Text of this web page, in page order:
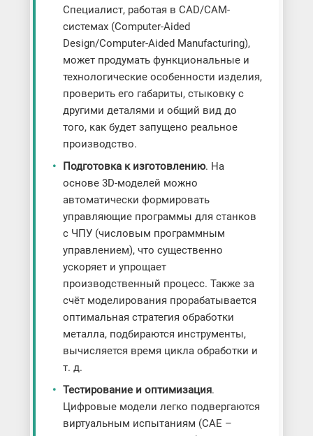
Специалист, работая в CAD/CAM-
системах (Computer-Aided
Design/Computer-Aided Manufacturing),
может продумать функциональные и
технологические особенности изделия,
проверить его габариты, стыковку с
другими деталями и общий вид до
того, как будет запущено реальное
производство.
Подготовка к изготовлению. На
основе 3D-моделей можно
автоматически формировать
управляющие программы для станков
с ЧПУ (числовым программным
управлением), что существенно
ускоряет и упрощает
производственный процесс. Также за
счёт моделирования прорабатывается
оптимальная стратегия обработки
металла, подбираются инструменты,
вычисляется время цикла обработки и
т. д.
Тестирование и оптимизация.
Цифровые модели легко подвергаются
виртуальным испытаниям (CAE –